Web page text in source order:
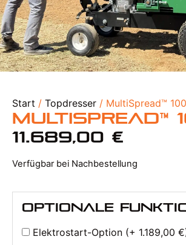
Start / Topdresser / MultiSpread™
MultiSpread™
11.689,00 €
Verfügbar bei Nachbestellung
Optionale
Elektrostart-Option (+ 1.189,00 €